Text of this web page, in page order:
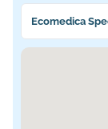
Seleziona la
Ecomedica
Sede